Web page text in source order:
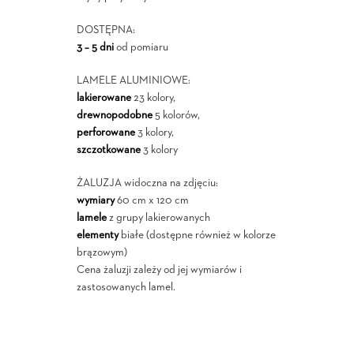
DOSTĘPNA:
3 – 5 dniod pomiaru
LAMELE ALUMINIOWE:
lakierowane23 kolory,
drewnopodobne5 kolorów,
perforowane3 kolory,
szczotkowane3 kolory
ŻALUZJA widoczna na zdjęciu:
wymiary60 cm x 120 cm
lamelez grupy lakierowanych
elementybiałe (dostępne również w kolorze
brązowym)
Cena żaluzji zależy od jej wymiarów i
zastosowanych lamel.